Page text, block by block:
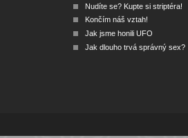
Nudíte se? Kupte si striptéra!
Končím náš vztah!
Jak jsme honili UFO
Jak dlouho trvá správný sex?